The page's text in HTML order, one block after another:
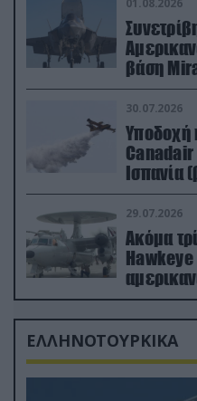
01.08.2026
βάση
30.07.2026
Υποδοχή
Canadair
Ισπανία
29.07.2026
Ακόμα
ΕΛΛΗΝΟΤΟΥΡΚΙΚΑ